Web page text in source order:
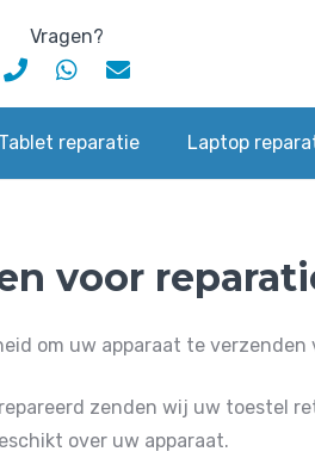
Vragen?
Tablet reparatie Laptop
voor
om uw apparaat te verzenden
zenden wij uw toestel
over uw apparaat.